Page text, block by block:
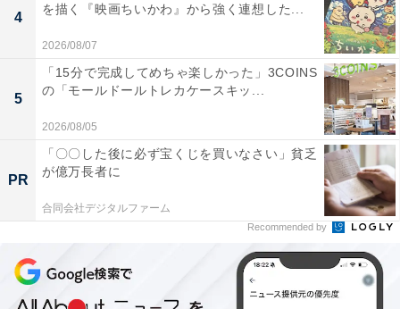
4
を描く『映画ちいかわ』から強く連想した...
2026/08/07
5
「15分で完成してめちゃ楽しかった」3COINS
の「モールドールトレカケースキッ...
2026/08/05
PR
「〇〇した後に必ず宝くじを買いなさい」貧乏
が億万長者に
合同会社デジタルファーム
Recommended by